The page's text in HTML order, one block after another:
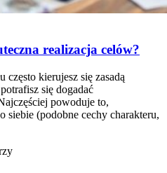
realizacja celów?
często kierujesz się zasadą
się dogadać
powoduje to,
siebie (podobne cechy charakteru,